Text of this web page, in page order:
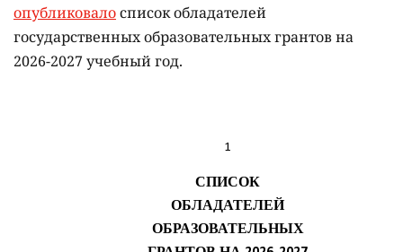
опубликовалосписок обладателей
государственных образовательных грантов на
2026-2027 учебный год.